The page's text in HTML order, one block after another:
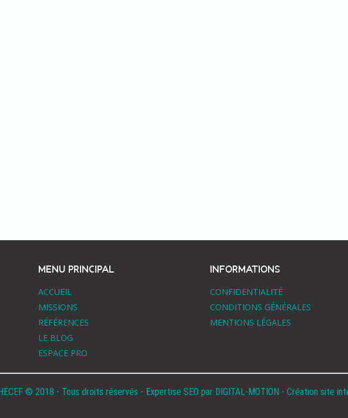
MENU PRINCIPAL
ACCUEIL
MISSIONS
RÉFÉRENCES
LE BLOG
ESPACE PRO
INFORMATIONS
CONFIDENTIALITÉ
CONDITIONS GÉNÉRALES
MENTIONS LÉGALES
© 2018 - Tous droits réservés - Expertise SEO par DIGITAL-MOTION - Création site